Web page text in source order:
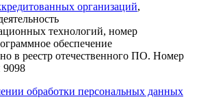
организаций,
технологий, номер
обеспечение
в реестр отечественного ПО. Номер
9098
обработки персональных данных